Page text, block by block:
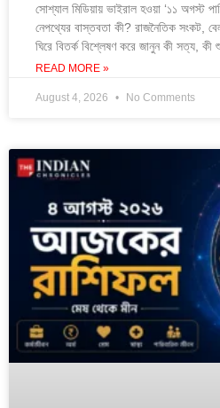
সোশ্যাল মিডিয়ায় ভাইরাল হওয়া ‘১১ অগস্ট
নেপথ্যের বাস্তবতা কী? রাজনৈতিক সংকট,
ঘিরে বিতর্ক বিশ্লেষণ করে জানুন কী সত্য, কী
READ MORE »
August 4, 2026 No Comments